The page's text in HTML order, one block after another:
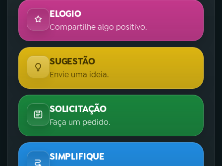
ELOGIO
Compartilhe algo positivo.
SUGESTÃO
Envie uma ideia.
SOLICITAÇÃO
Faça um pedido.
SIMPLIFIQUE